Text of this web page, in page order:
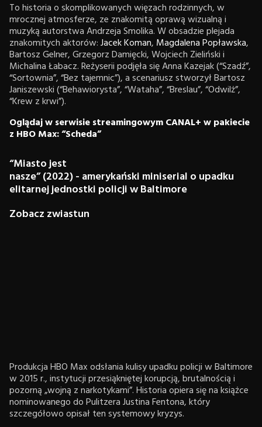
To historia o skomplikowanych więzach rodzinnych, w
mrocznej atmosferze, ze znakomitą oprawą wizualną i
muzyką autorstwa Andrzeja Smolika. W obsadzie plejada
znakomitych aktorów:Jacek Koman, Magdalena Popławska,
Bartosz Gelner, Grzegorz Damięcki, Wojciech Zieliński i
Michalina Łabacz. Reżyserii podjęła się Anna Kazejak (“Szadź”,
“Sortownia”, “Bez tajemnic”), a scenariusz stworzył Bartosz
Janiszewski (“Behawiorysta”, “Wataha”, “Breslau”, “Odwilż”,
“Krew z krwi”).
Oglądaj w serwisie streamingowym CANAL+ w pakiecie
z HBO Max: “Scheda”
“Miasto jest
nasze” (2022) - amerykański miniserial o upadku
elitarnej jednostki policji w Baltimore
Zobacz zwiastun
Produkcja HBO Max odsłania kulisy upadku policji w Baltimore
w 2015 r., instytucji przesiąkniętej korupcją, brutalnością i
pozorną „wojną z narkotykami”. Historia opiera się na książce
nominowanego do Pulitzera Justina Fentona, który
szczegółowo opisał ten systemowy kryzys.